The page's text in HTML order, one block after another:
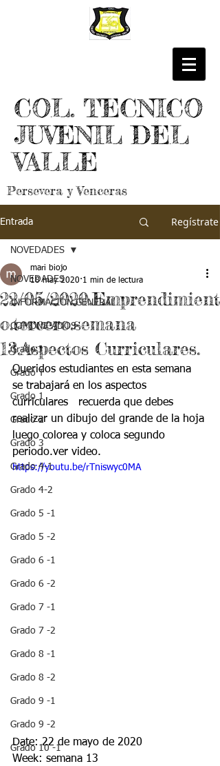
COL. TECNICO
JUVENIL DEL
VALLE
Persevera y Venceras
Entrada Regístrate
NOVEDADES
INFORMACIÓN GENERAL
COMUNICADOS
Grado J
Grado T
Grado 1
Grado 2
Grado 3
Grado 4-1
Grado 4-2
Grado 5 -1
Grado 5 -2
Grado 6 -1
Grado 6 -2
Grado 7 -1
Grado 7 -2
Grado 8 -1
Grado 8 -2
Grado 9 -1
Grado 9 -2
Grado 10 -1
NOVEDADES
22/05/2020.Emprendimient
o.tercero.semana
13.Aspectos Curriculares.
mari biojo
18 may 2020 1 min de lectura
Queridos estudiantes en esta semana
se trabajará en los aspectos
curriculares   recuerda que debes
realizar un dibujo del grande de la hoja
luego colorea y coloca segundo
periodo.ver video.
https://youtu.be/rTniswyc0MA
Date: 22 de mayo de 2020
Week: semana 13